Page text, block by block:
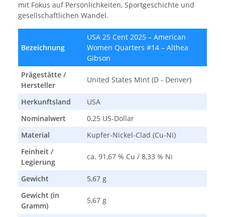
mit Fokus auf Persönlichkeiten, Sportgeschichte und
gesellschaftlichen Wandel.
Bezeichnung
USA 25 Cent 2025 – American
Women Quarters #14 – Althea
Gibson
Prägestätte /
Hersteller
United States Mint (D - Denver)
Herkunftsland
USA
Nominalwert
0,25 US-Dollar
Material
Kupfer-Nickel-Clad (Cu-Ni)
Feinheit /
Legierung
ca. 91,67 % Cu / 8,33 % Ni
Gewicht
5,67 g
Gewicht (in
Gramm)
5,67 g